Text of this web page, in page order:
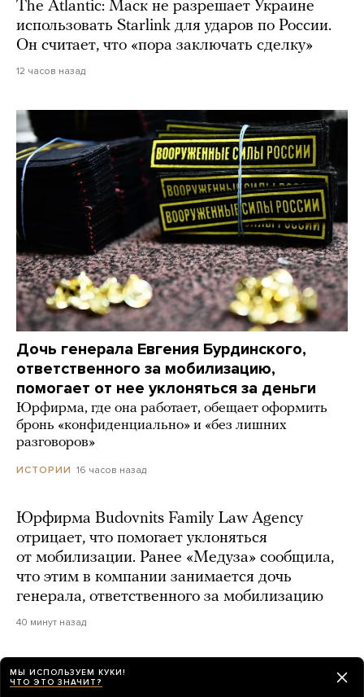
The Atlantic: Маск не разрешает Украине
использовать Starlink для ударов по России.
Он считает, что «пора заключать сделку»
12 часов назад
Дочь генерала Евгения Бурдинского,
ответственного за мобилизацию,
помогает от нее уклоняться за деньги
Юрфирма, где она работает, обещает оформить
бронь «конфиденциально» и «без лишних
разговоров»
ИСТОРИИ 16 часов назад
Юрфирма Budovnits Family Law Agency
отрицает, что помогает уклоняться
от мобилизации. Ранее «Медуза» сообщила,
что этим в компании занимается дочь
генерала, ответственного за мобилизацию
40 минут назад
Более 20 российских фигуристов получили
нейтральный статус для участия
МЫ ИСПОЛЬЗУЕМ КУКИ!
ЧТО ЭТО ЗНАЧИТ?